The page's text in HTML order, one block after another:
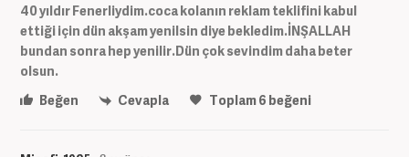
40 yıldır Fenerliydim.coca kolanın reklam teklifini kabul
ettiği için dün akşam yenilsin diye bekledim.İNŞALLAH
bundan sonra hep yenilir.Dün çok sevindim daha beter
olsun.
Beğen
Cevapla Toplam6 beğeni